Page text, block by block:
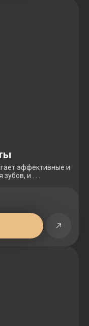
эффективные и
и . . .